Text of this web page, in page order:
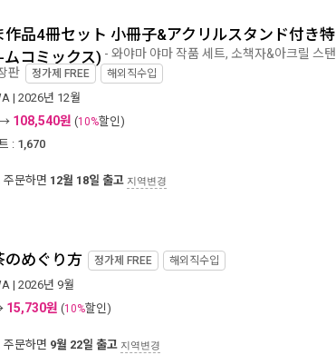
作品4冊セット 小冊子&アクリルスタンド付き特
ムコミックス) - 와야마 야마 작품 세트, 소책자&아크릴 스탠
판 정가제 FREE 해외직수입
| 2026년 12월
→ 108,540원 (10%할인)
: 1,670
주문하면 12월 18일 출고 지역변경
のめぐり方 정가제 FREE 해외직수입
| 2026년 9월
15,730원 (10%할인)
주문하면 9월 22일 출고 지역변경